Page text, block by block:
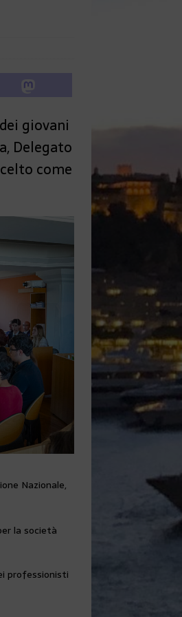
giovani
Delegato
come
Nazionale,
la società
professionisti